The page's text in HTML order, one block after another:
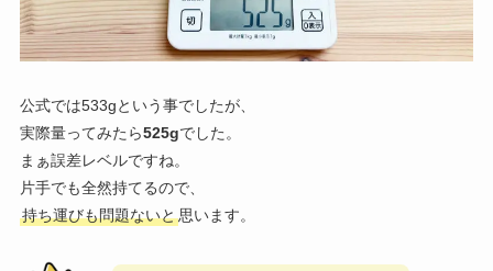
公式では533gという事でしたが、
実際量ってみたら525gでした。
まぁ誤差レベルですね。
片手でも全然持てるので、
持ち運びも問題ないと思います。